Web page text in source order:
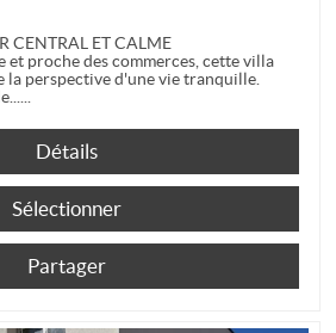
CENTRAL ET CALME
et proche des commerces, cette villa
la perspective d'une vie tranquille.
Détails
Sélectionner
Partager